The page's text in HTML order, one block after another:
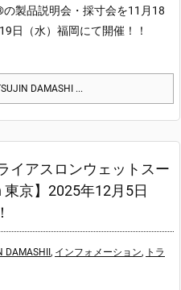
の製品説明会・採寸会を11月18
日（水）福岡にて開催！！
DAMASHI ...
イアスロンウェットスー
京】2025年12月5日
DAMASHII , インフォメーション, トラ